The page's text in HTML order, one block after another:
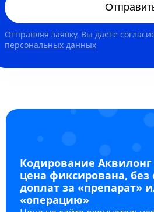
Отправляя заявку, Вы даете
персональных данных
Кодирование Аквилонг
цена фиксирована, без
доплат за «препарат»
«операцию»